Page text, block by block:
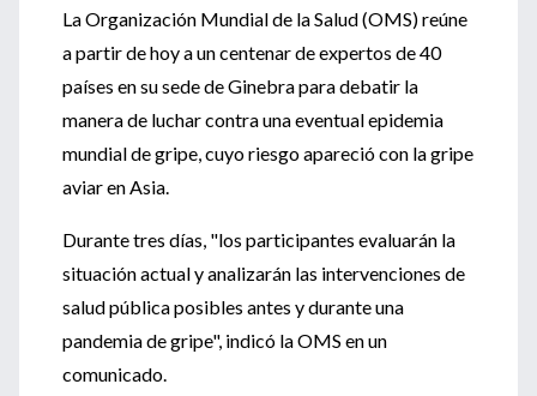
La Organización Mundial de la Salud (OMS) reúne
a partir de hoy a un centenar de expertos de 40
países en su sede de Ginebra para debatir la
manera de luchar contra una eventual epidemia
mundial de gripe, cuyo riesgo apareció con la gripe
aviar en Asia.
Durante tres días, "los participantes evaluarán la
situación actual y analizarán las intervenciones de
salud pública posibles antes y durante una
pandemia de gripe", indicó la OMS en un
comunicado.